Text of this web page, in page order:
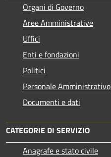
Organi di Governo
Aree Amministrative
Uffici
Enti e fondazioni
Politici
Personale Amministrativo
Documenti e dati
CATEGORIE DI SERVIZIO
Anagrafe e stato civile